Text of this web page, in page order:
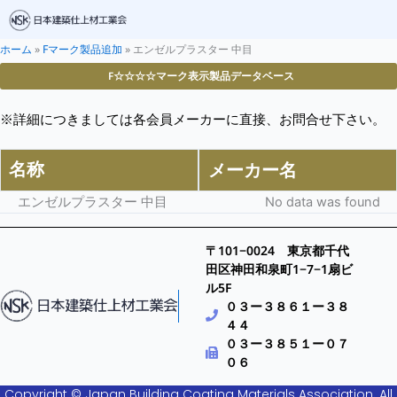
ホーム » Fマーク製品追加 » エンゼルプラスター 中目
F☆☆☆☆マーク表示製品データベース
※詳細につきましては各会員メーカーに直接、お問合せ下さい。
名称 メーカー名
エンゼルプラスター 中目 No data was found
〒101−0024 東京都千代
田区神田和泉町1−7−1扇ビ
ル5F
０３ー３８６１ー３８
４４
０３ー３８５１ー０７
０６